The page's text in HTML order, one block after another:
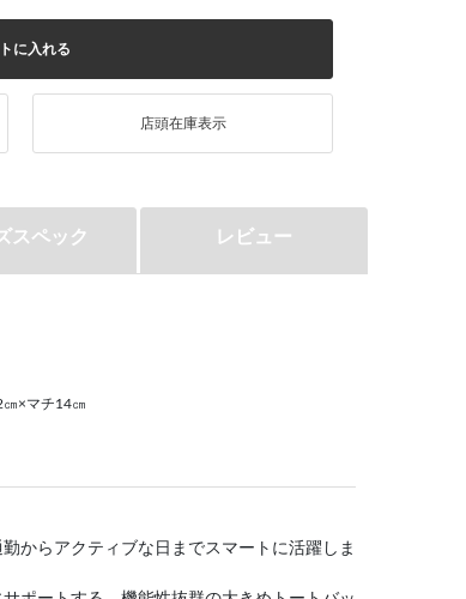
に入れる
店頭在庫表示
スペック レビュー
×マチ14㎝
からアクティブな日までスマートに活躍しま